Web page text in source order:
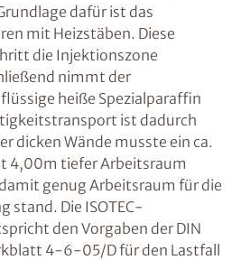
dafür ist das
mit Heizstäben. Diese
die Injektionszone
nimmt der
heiße Spezialparaffin
ist dadurch
dicken Wände musste ein ca.
4,00m tiefer Arbeitsraum
genug Arbeitsraum für die
stand. Die ISOTEC-
den Vorgaben der DIN
4-6-05/D für den Lastfall